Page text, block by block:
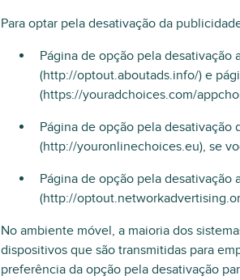
Para optar pela desativação da
Página de opção pela
(http://optout.aboutads.info/) e
(https://youradchoices.com/
Página de opção pela
(http://youronlinechoices.eu), se
Página de opção pela
(http://
No ambiente móvel, a maioria dos
dispositivos que são transmitidas para
preferência da opção pela desativação